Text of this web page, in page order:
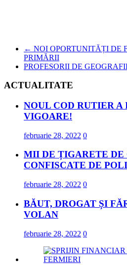
← NOI OPORTUNITĂȚI DE
PRIMĂRII
PROFESORII DE
ACTUALITATE
NOUL COD RUTIER A
VIGOARE!
februarie 28, 2022 0
MII DE ȚIGARETE DE
CONFISCATE DE
februarie 28, 2022 0
BĂUT, DROGAT ȘI
VOLAN
februarie 28, 2022 0